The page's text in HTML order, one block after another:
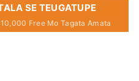
SE TEUGATUPE
Free Mo Tagata Amata